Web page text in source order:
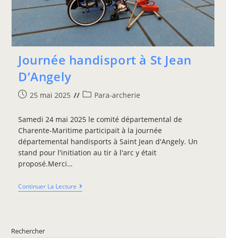
Journée handisport à St Jean
D’Angely
25 mai 2025 Para-archerie
Samedi 24 mai 2025 le comité départemental de
Charente-Maritime participait à la journée
départemental handisports à Saint Jean d'Angely. Un
stand pour l'initiation au tir à l'arc y était
proposé.Merci…
Continuer La Lecture
Rechercher